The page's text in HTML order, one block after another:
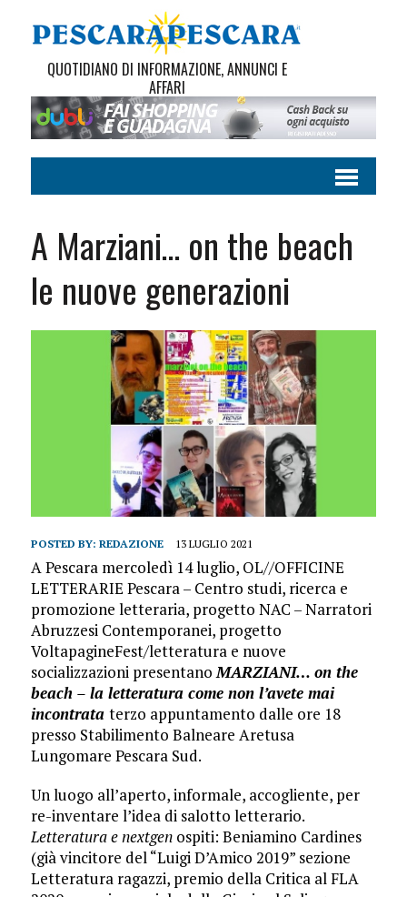
QUOTIDIANO DI INFORMAZIONE, ANNUNCI E
AFFARI
A Marziani… on the beach
le nuove generazioni
POSTED BY: REDAZIONE 13 LUGLIO 2021
A Pescara mercoledì 14 luglio, OL//OFFICINE
LETTERARIE Pescara – Centro studi, ricerca e
promozione letteraria, progetto NAC – Narratori
Abruzzesi Contemporanei, progetto
VoltapagineFest/letteratura e nuove
socializzazioni presentanoMARZIANI… on the
beach – la letteratura come non l’avete mai
incontrata terzo appuntamento dalle ore 18
presso Stabilimento Balneare Aretusa
Lungomare Pescara Sud.
Un luogo all’aperto, informale, accogliente, per
re-inventare l’idea di salotto letterario.
Letteratura e nextgenospiti: Beniamino Cardines
(già vincitore del “Luigi D’Amico 2019” sezione
Letteratura ragazzi, premio della Critica al FLA